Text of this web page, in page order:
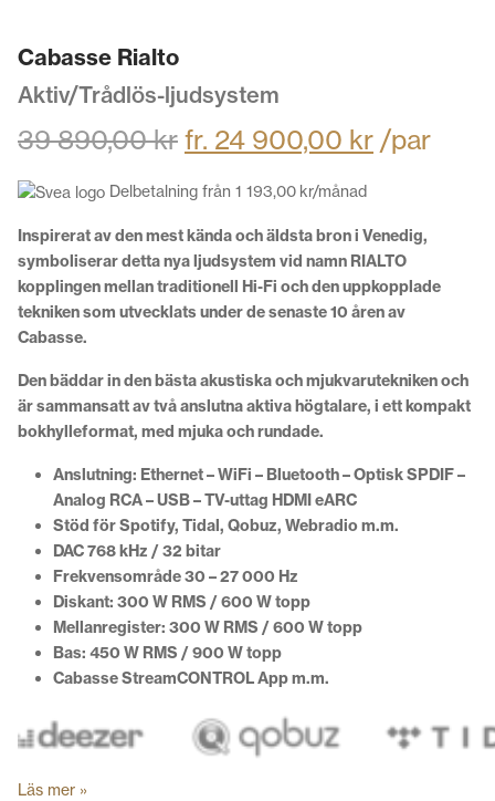
Cabasse Rialto
Aktiv/Trådlös-ljudsystem
39 890,00kr fr. 24 900,00 kr /par
Delbetalning från 1 193,00 kr/månad
Inspirerat av den mest kända och äldsta bron i Venedig,
symboliserar detta nya ljudsystem vid namn RIALTO
kopplingen mellan traditionell Hi-Fi och den uppkopplade
tekniken som utvecklats under de senaste 10 åren av
Cabasse.
Den bäddar in den bästa akustiska och mjukvarutekniken och
är sammansatt av två anslutna aktiva högtalare, i ett kompakt
bokhylleformat, med mjuka och rundade.
Anslutning: Ethernet – WiFi – Bluetooth – Optisk SPDIF –
Analog RCA – USB – TV-uttag HDMI eARC
Stöd för Spotify, Tidal, Qobuz, Webradio m.m.
DAC 768 kHz / 32 bitar
Frekvensområde 30 – 27 000 Hz
Diskant: 300 W RMS / 600 W topp
Mellanregister: 300 W RMS / 600 W topp
Bas: 450 W RMS / 900 W topp
Cabasse StreamCONTROL App m.m.
Läs mer »